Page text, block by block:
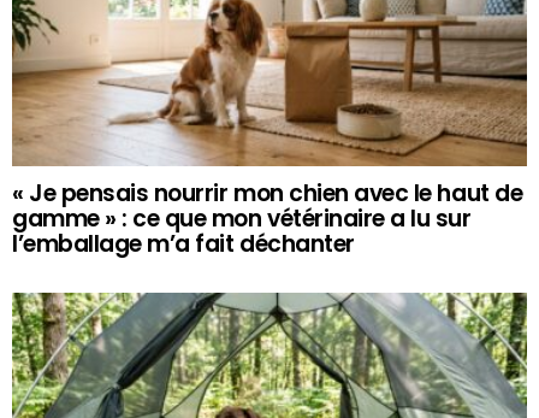
« Je pensais nourrir mon chien avec le haut de
gamme » : ce que mon vétérinaire a lu sur
l’emballage m’a fait déchanter